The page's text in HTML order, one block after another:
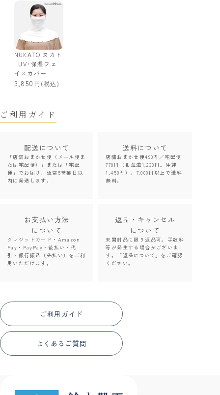
NUKATO ヌカト
| UV･保湿フェ
イスカバー
3,850 (税込)
ご利用ガイド
配送について
「店舗おまかせ便（メール便ま
たは宅配便）」または「宅配
便」でお届け。通常5営業日以
内に発送します。
送料について
店舗おまかせ便490円／宅配便
770円（北海道1,230円。沖縄
1,450円）。7,000円以上で送料
無料。
お支払い方法
について
クレジットカード・Amazon
Pay・PayPay・後払い・代
引・銀行振込（先払い）をご利
用いただけます。
返品・キャンセル
について
未開封品に限り返品可。手数料
等が発生する場合がございま
す。「返品について 」をご確認
ください。
ご利用ガイド
よくあるご質問